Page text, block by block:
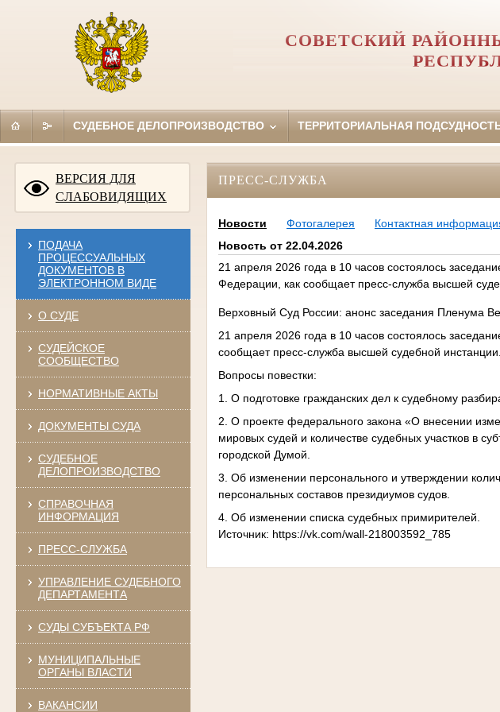
СОВЕТСКИЙ
СУДЕБНОЕ ДЕЛОПРОИЗВОДСТВО ТЕРРИТОРИАЛЬНАЯ
ВЕРСИЯ ДЛЯ
СЛАБОВИДЯЩИХ
ПОДАЧА
ПРОЦЕССУАЛЬНЫХ
ДОКУМЕНТОВ В
ЭЛЕКТРОННОМ ВИДЕ
О СУДЕ
СУДЕЙСКОЕ
СООБЩЕСТВО
НОРМАТИВНЫЕ АКТЫ
ДОКУМЕНТЫ СУДА
СУДЕБНОЕ
ДЕЛОПРОИЗВОДСТВО
СПРАВОЧНАЯ
ИНФОРМАЦИЯ
ПРЕСС-СЛУЖБА
УПРАВЛЕНИЕ СУДЕБНОГО
ДЕПАРТАМЕНТА
СУДЫ СУБЪЕКТА РФ
МУНИЦИПАЛЬНЫЕ
ОРГАНЫ ВЛАСТИ
ВАКАНСИИ
ПРЕСС-СЛУЖБА
Новости Фотогалерея
Контактная
Новость от 22.04.2026
21 апреля 2026 года в 10 часов состоялось
Федерации, как сообщает пресс-служба высшей
Верховный Суд России: анонс заседания Пленума
21 апреля 2026 года в 10 часов состоялось
сообщает пресс-служба высшей судебной инстанции.
Вопросы повестки:
1. О подготовке гражданских дел к судебному
2. О проекте федерального закона «О внесении
мировых судей и количестве судебных участков в
городской Думой.
3. Об изменении персонального и утверждении
персональных составов президиумов судов.
4. Об изменении списка судебных примирителей.
Источник: https://vk.com/wall-218003592_785